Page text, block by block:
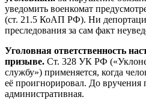
уведомить военкомат
(ст. 21.5 КоАП РФ). Ни
преследования за сам факт
Уголовная ответственность
призыве. Ст. 328 УК РФ
службу») применяется, когда
её проигнорировал. До вручения
административная.